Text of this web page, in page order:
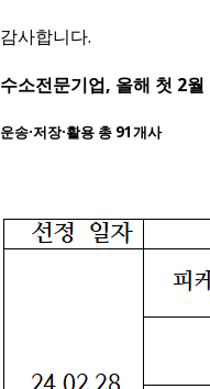
감사합니다.
수소전문기업, 올해 첫 2월
운송·저장·활용 총 91개사